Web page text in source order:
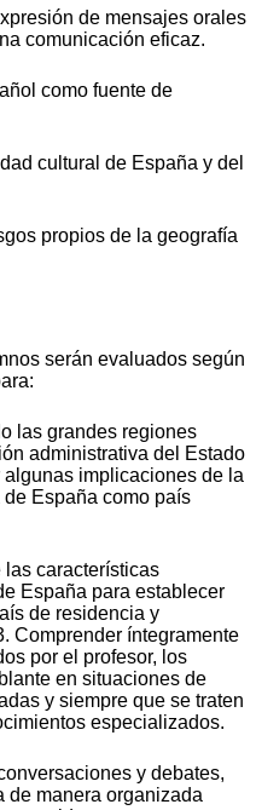
de mensajes orales
comunicación eficaz.
como fuente de
cultural de España y del
propios de la geografía
serán evaluados según
las grandes regiones
administrativa del Estado
implicaciones de la
España como país
características
España para establecer
de residencia y
Comprender íntegramente
por el profesor, los
en situaciones de
y siempre que se traten
especializados.
y debates,
de manera organizada